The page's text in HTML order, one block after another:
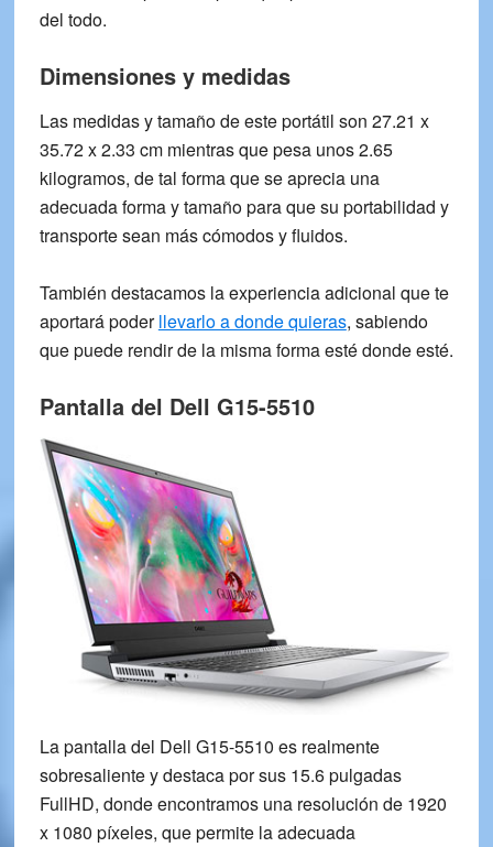
del todo.
Dimensiones y medidas
Las medidas y tamaño de este portátil son ‎27.21 x
35.72 x 2.33 cmmientras que pesa unos2.65
kilogramos, de tal forma que se aprecia una
adecuada forma y tamaño para que su portabilidad y
transporte sean más cómodos y fluidos.
También destacamos la experiencia adicional que te
aportará poderllevarlo a donde quieras, sabiendo
que puede rendir de la misma forma esté donde esté.
Pantalla del Dell G15-5510
La pantalla del Dell G15-5510 es realmente
sobresaliente y destaca por sus 15.6 pulgadas
FullHD, donde encontramos una resolución de 1920
x 1080 píxeles, que permite la adecuada